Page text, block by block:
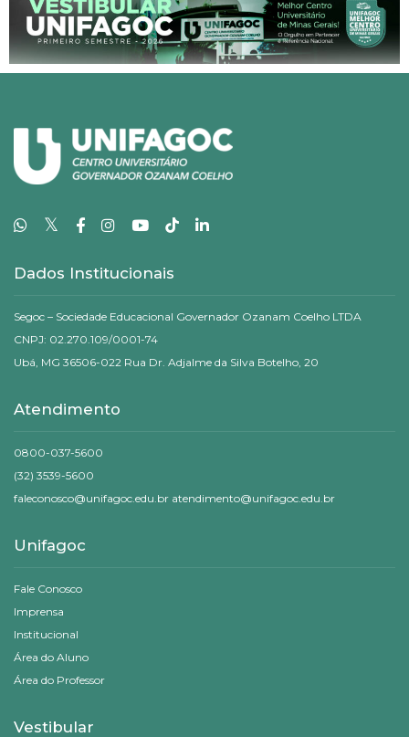
𝕏
Dados Institucionais
Segoc – Sociedade Educacional Governador Ozanam Coelho LTDA
CNPJ: 02.270.109/0001-74
Ubá, MG 36506-022 Rua Dr. Adjalme da Silva Botelho, 20
Atendimento
0800-037-5600
(32) 3539-5600
faleconosco@unifagoc.edu.br atendimento@unifagoc.edu.br
Unifagoc
Fale Conosco
Imprensa
Institucional
Área do Aluno
Área do Professor
Vestibular